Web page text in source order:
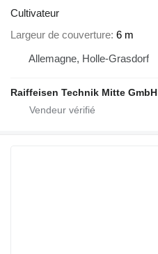
Cultivateur
Largeur de couverture 6 m
Allemagne, Holle-Grasdorf
Raiffeisen Technik Mitte GmbH